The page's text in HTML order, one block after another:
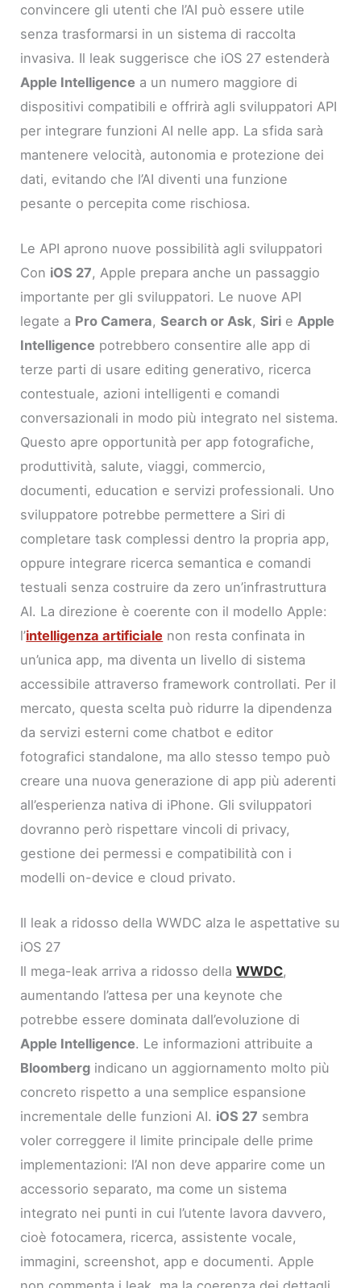
convincere gli utenti che l’AI può essere utile
senza trasformarsi in un sistema di raccolta
invasiva. Il leak suggerisce che iOS 27 estenderà
Apple Intelligence a un numero maggiore di
dispositivi compatibili e offrirà agli sviluppatori API
per integrare funzioni AI nelle app. La sfida sarà
mantenere velocità, autonomia e protezione dei
dati, evitando che l’AI diventi una funzione
pesante o percepita come rischiosa.
Le API aprono nuove possibilità agli sviluppatori
Con iOS 27, Apple prepara anche un passaggio
importante per gli sviluppatori. Le nuove API
legate a Pro Camera,Search or Ask,Siri eApple
Intelligence potrebbero consentire alle app di
terze parti di usare editing generativo, ricerca
contestuale, azioni intelligenti e comandi
conversazionali in modo più integrato nel sistema.
Questo apre opportunità per app fotografiche,
produttività, salute, viaggi, commercio,
documenti, education e servizi professionali. Uno
sviluppatore potrebbe permettere a Siri di
completare task complessi dentro la propria app,
oppure integrare ricerca semantica e comandi
testuali senza costruire da zero un’infrastruttura
AI. La direzione è coerente con il modello Apple:
l’intelligenza artificiale non resta confinata in
un’unica app, ma diventa un livello di sistema
accessibile attraverso framework controllati. Per il
mercato, questa scelta può ridurre la dipendenza
da servizi esterni come chatbot e editor
fotografici standalone, ma allo stesso tempo può
creare una nuova generazione di app più aderenti
all’esperienza nativa di iPhone. Gli sviluppatori
dovranno però rispettare vincoli di privacy,
gestione dei permessi e compatibilità con i
modelli on-device e cloud privato.
Il leak a ridosso della WWDC alza le aspettative su
iOS 27
Il mega-leak arriva a ridosso dellaWWDC,
aumentando l’attesa per una keynote che
potrebbe essere dominata dall’evoluzione di
Apple Intelligence. Le informazioni attribuite a
Bloomberg indicano un aggiornamento molto più
concreto rispetto a una semplice espansione
incrementale delle funzioni AI. iOS 27 sembra
voler correggere il limite principale delle prime
implementazioni: l’AI non deve apparire come un
accessorio separato, ma come un sistema
integrato nei punti in cui l’utente lavora davvero,
cioè fotocamera, ricerca, assistente vocale,
immagini, screenshot, app e documenti. Apple